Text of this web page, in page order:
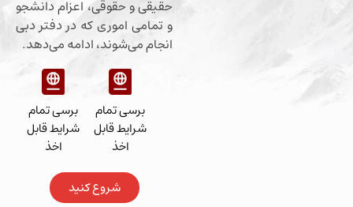
حقیقی و حقوقی، اعزام دانشجو
و تمامی اموری که در دفتر دبی
انجام می‌شوند، ادامه می‌دهد.
برسی تمام
شرایط قابل
اخذ
شروع کنید